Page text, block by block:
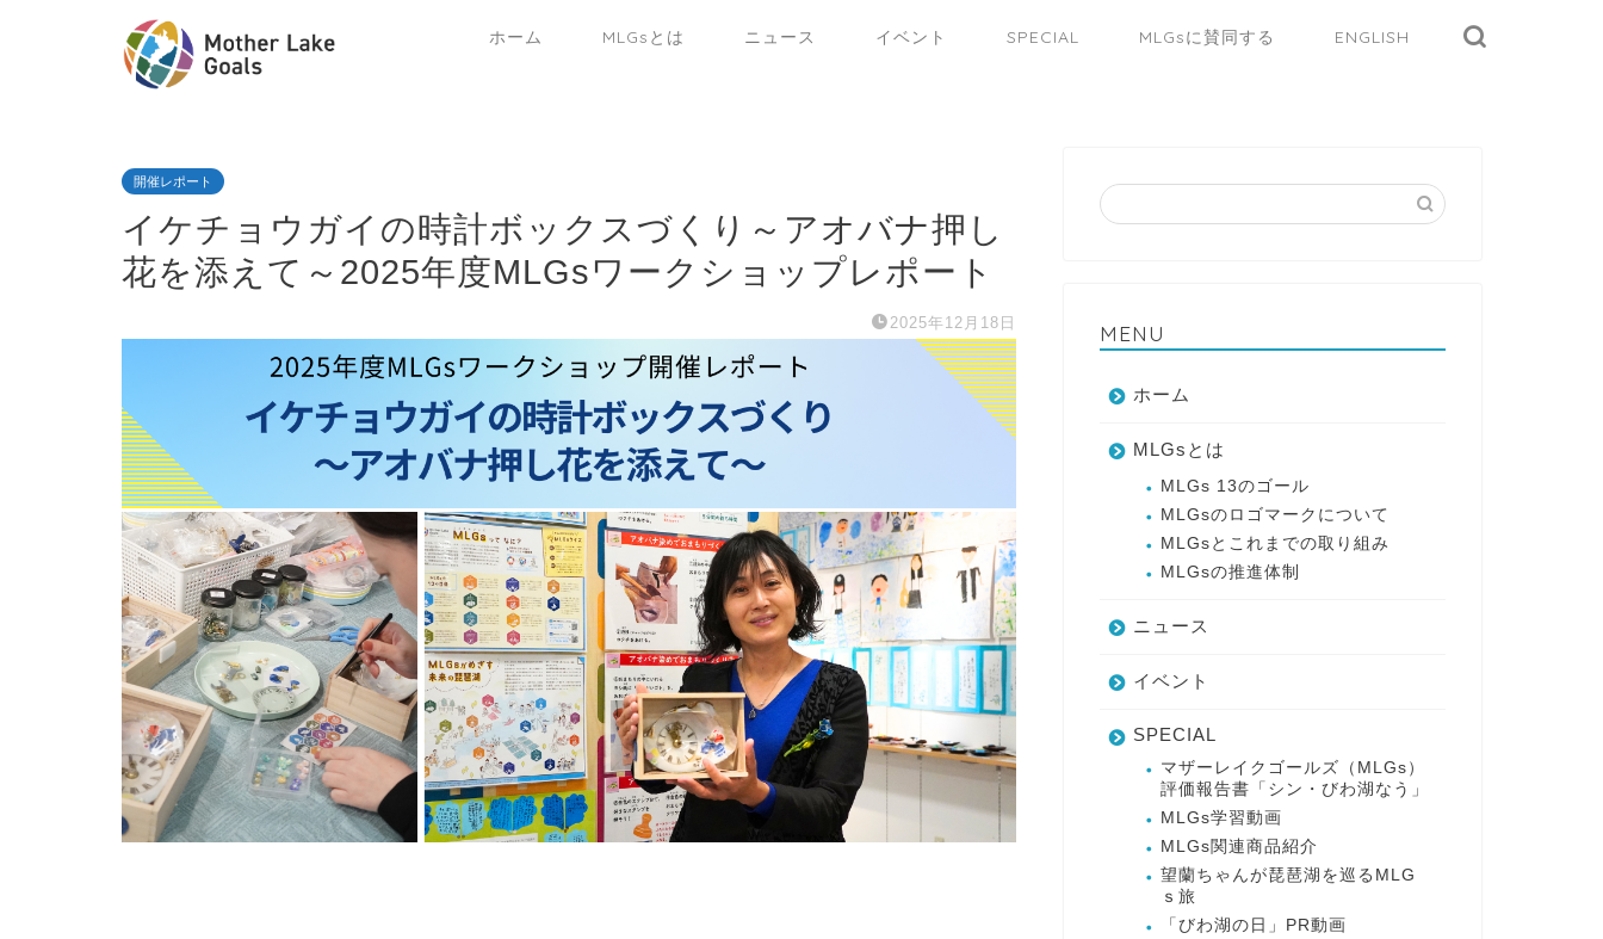
ホーム MLGsとは ニュース イベント SPECIAL MLGsに賛同する ENGLISH
開催レポート
イケチョウガイの時計ボックスづくり～アオバナ押し
花を添えて～2025年度MLGsワークショップレポート
2025年12月18日 MENU
ホーム
MLGsとは
MLGs 13のゴール
MLGsのロゴマークについて
MLGsとこれまでの取り組み
MLGsの推進体制
ニュース
イベント
SPECIAL
マザーレイクゴールズ（MLGs）
評価報告書「シン・びわ湖なう」
MLGs学習動画
MLGs関連商品紹介
望蘭ちゃんが琵琶湖を巡るMLG
ｓ旅
「びわ湖の日」PR動画